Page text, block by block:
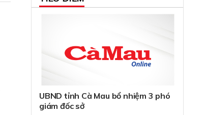
UBND tỉnh Cà Mau bổ nhiệm 3 phó
giám đốc sở